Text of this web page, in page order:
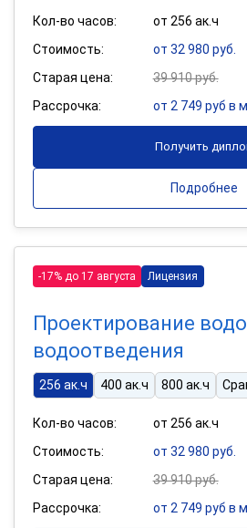
Кол-во часов:
от 256 ак.ч
Стоимость:
от 32 980 руб.
Старая цена:
39 910 руб.
Рассрочка:
от 2 749 руб в
Получить
Подробнее
-17% до 17 августа Лицензия
Проектирование
водоотведения
256 ак.ч 400 ак.ч 800 ак.ч
Кол-во часов:
от 256 ак.ч
Стоимость:
от 32 980 руб.
Старая цена:
39 910 руб.
Рассрочка:
от 2 749 руб в